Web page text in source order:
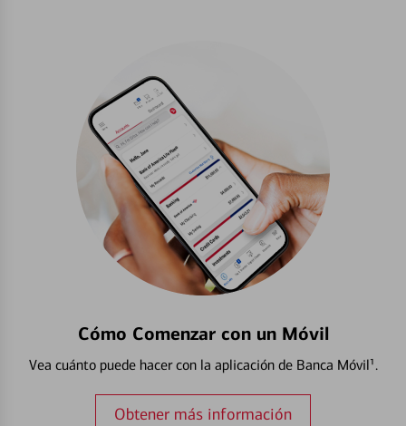
Cómo Comenzar con un Móvil
Vea cuánto puede hacer con la aplicación de Banca Móvil¹.
Obtener más información